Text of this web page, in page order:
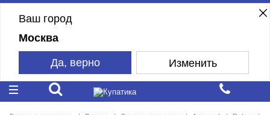
Ваш город
Москва
Да, верно Изменить